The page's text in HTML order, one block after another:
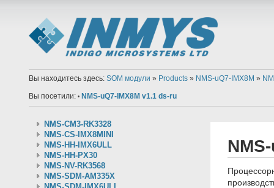
Вы находитесь здесь: SOM модули » Products» NMS-uQ7-IMX8M »
Вы посетили: • NMS-uQ7-IMX8M v1.1 ds-ru
NMS-CM3-RK3328
NMS-CS-IMX8MINI
NMS-HH-IMX6ULL
NMS-HH-PX30
NMS-NV-RK3568
NMS-SDM-AM335X